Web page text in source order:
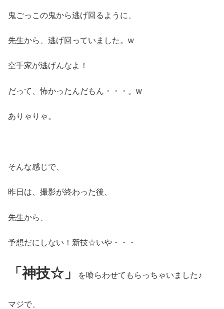
鬼ごっこの鬼から逃げ回るように、
先生から、逃げ回っていました。w
空手家が逃げんなよ！
だって、怖かったんだもん・・・。w
ありゃりゃ。
そんな感じで、
昨日は、撮影が終わった後、
先生から、
予想だにしない！新技☆いや・・・
「神技☆」 を喰らわせてもらっちゃいました♪
マジで、